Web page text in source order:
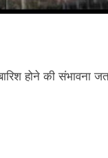
होने की संभावना